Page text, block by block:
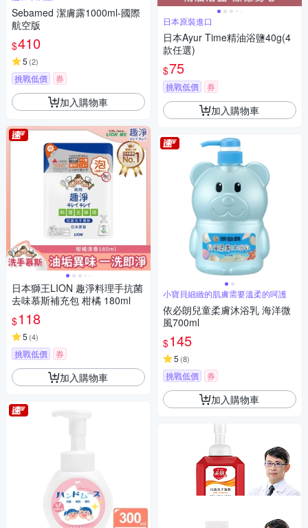
Sebamed 潔膚露1000ml-國際
航空版
$410
5 (2)
挑戰低價 券
加入購物車
日本獅王LION 趣淨料理手抗菌
去味慕斯補充包 柑橘 180ml
$118
5 (4)
挑戰低價 券
加入購物車
日本原裝進口
日本Ayur Time精油浴鹽40g(4
款任選)
$75
挑戰低價 券
加入購物車
小寶貝細緻的肌膚需要溫柔的呵護
依必朗兒童柔膚沐浴乳 海洋微
風700ml
$145
5 (8)
挑戰低價 券
加入購物車